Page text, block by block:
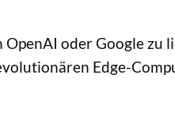
oder Google
Edge-